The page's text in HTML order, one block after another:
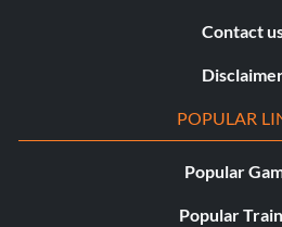
Contact
POPULAR
Popular
Popular